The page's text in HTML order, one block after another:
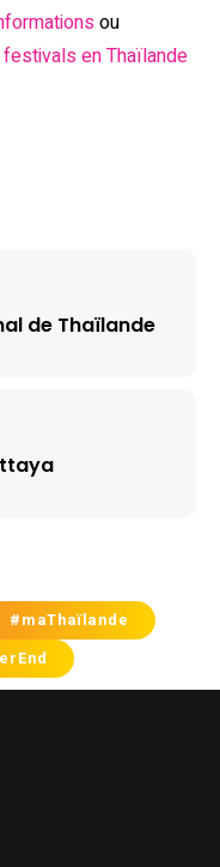
ou
en Thaïlande
de Thaïlande
#maThaïlande